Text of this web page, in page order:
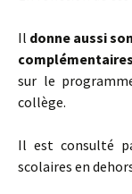
Il donne aussi
sur le
collège.
Il est consulté
scolaires en